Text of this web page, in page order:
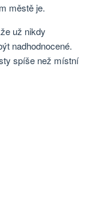
městě je.
už nikdy
nadhodnocené.
spíše než místní